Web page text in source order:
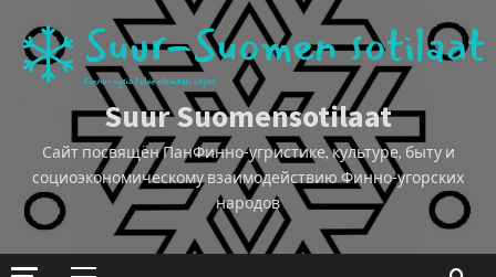
Suur Suomensotilaat
Сайт посвящён ПанФинно-угристике, культуре, быту и
социоэкономическому взаимодействию Финно-угорских
народов